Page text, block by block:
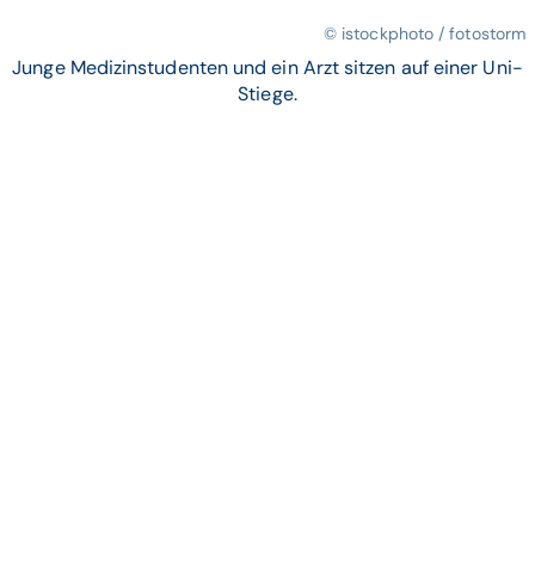
© istockphoto / fotostorm
Junge Medizinstudenten und ein Arzt sitzen auf einer Uni-
Stiege.